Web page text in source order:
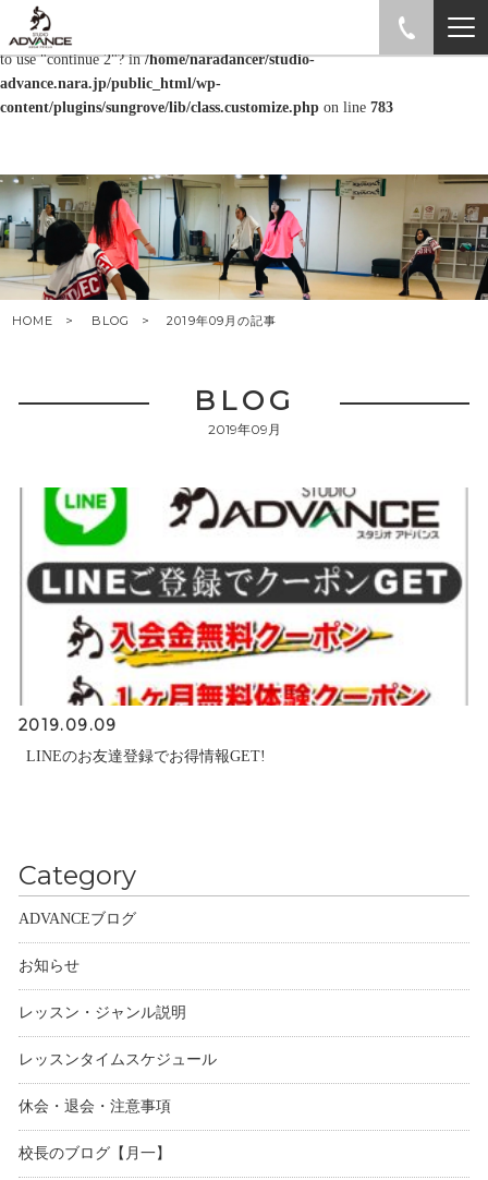
Warning: "continue" targeting switch is equivalent to "break". Did you mean
to use "continue 2"? in/home/naradancer/studio-
advance.nara.jp/public_html/wp-
content/plugins/sungrove/lib/class.customize.php on line 783
BLOG
2019年09月
HOME BLOG 2019年09月の記事
2019.09.09
LINEのお友達登録でお得情報GET!
Category
ADVANCEブログ
お知らせ
レッスン・ジャンル説明
レッスンタイムスケジュール
休会・退会・注意事項
校長のブログ【月一】